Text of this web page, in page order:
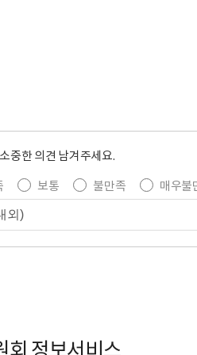
중한 의견 남겨주세요.
보통 불만족
매우불